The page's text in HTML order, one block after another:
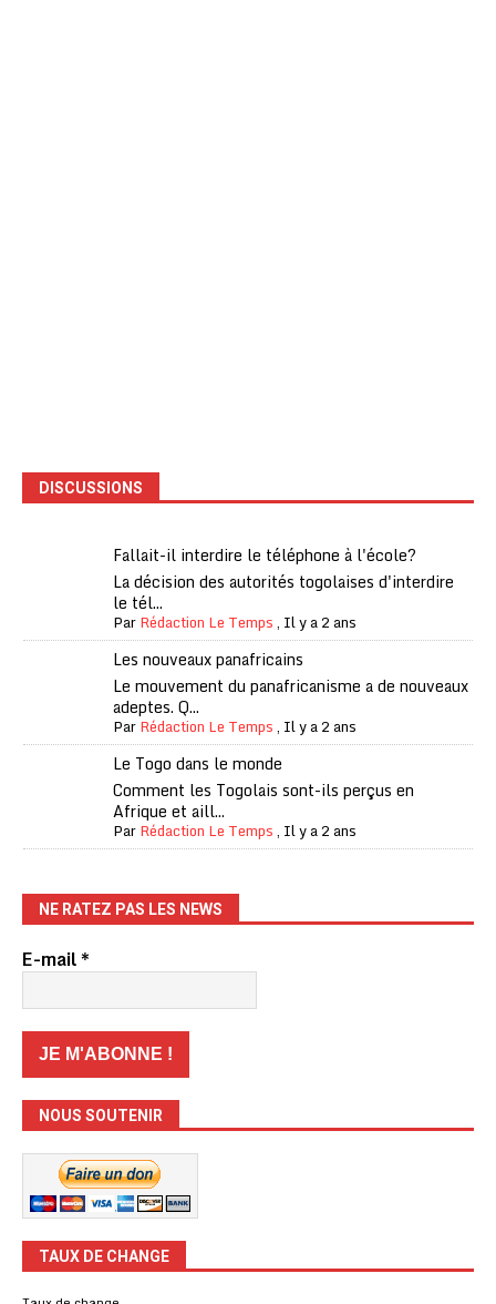
DISCUSSIONS
Fallait-il interdire le téléphone à l'école?
La décision des autorités togolaises d'interdire
le tél...
ParRédaction Le Temps, Il y a 2 ans
Les nouveaux panafricains
Le mouvement du panafricanisme a de nouveaux
adeptes. Q...
ParRédaction Le Temps, Il y a 2 ans
Le Togo dans le monde
Comment les Togolais sont-ils perçus en
Afrique et aill...
ParRédaction Le Temps, Il y a 2 ans
NE RATEZ PAS LES NEWS
E-mail*
NOUS SOUTENIR
TAUX DE CHANGE